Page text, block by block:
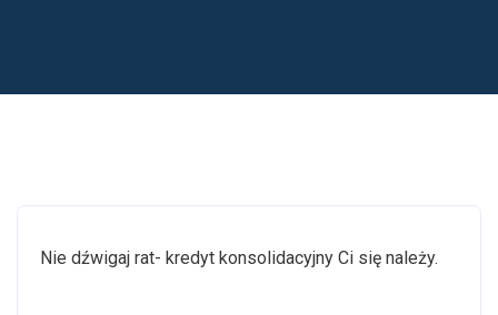
Nie dźwigaj rat- kredyt konsolidacyjny Ci się należy.